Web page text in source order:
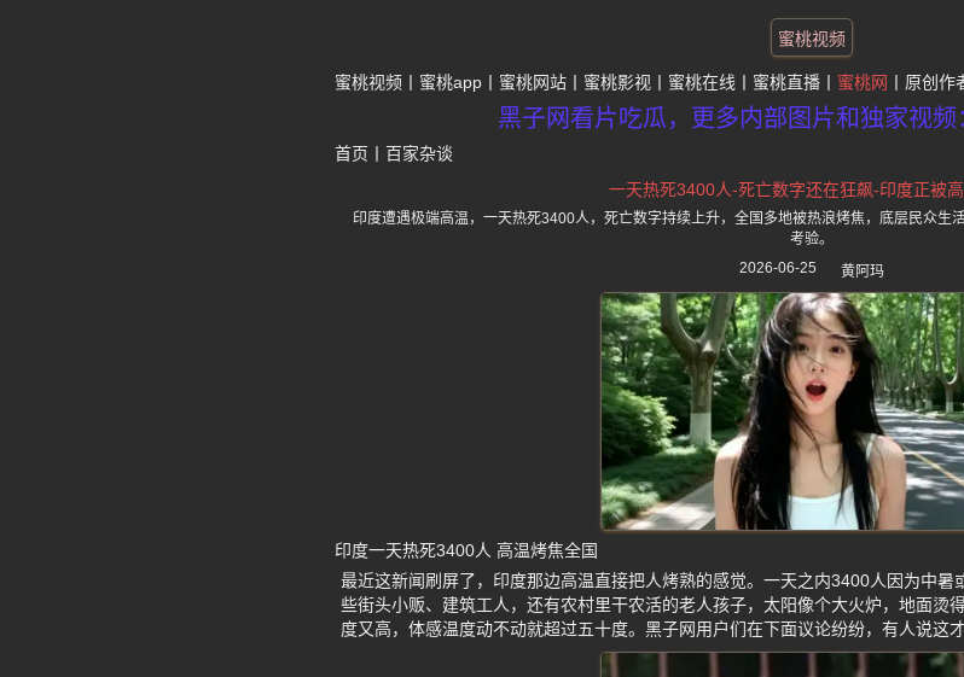
蜜桃视频
蜜桃视频 蜜桃app 蜜桃网站 蜜桃影视 蜜桃在线 蜜桃直播 蜜桃网 原创作
黑子网看片吃瓜，更多内部图片和独家视
首页 百家杂谈
一天热死3400人-死亡数字还在狂飙-印度正被
印度遭遇极端高温，一天热死3400人，死亡数字持续上升，全国多地被热浪烤焦，底层民众生
考验。
2026-06-25
黄阿玛
印度一天热死3400人 高温烤焦全国
最近这新闻刷屏了，印度那边高温直接把人烤熟的感觉。一天之内3400人因为中暑
些街头小贩、建筑工人，还有农村里干农活的老人孩子，太阳像个大火炉，地面烫
度又高，体感温度动不动就超过五十度。黑子网用户们在下面议论纷纷，有人说这